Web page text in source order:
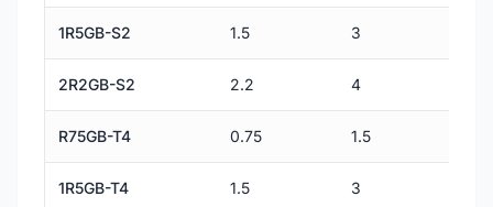
1R5GB-S2 1.5 3
2R2GB-S2 2.2 4
R75GB-T4 0.75 1.5
1R5GB-T4 1.5 3